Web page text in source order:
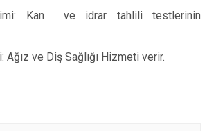
Kan ve idrar tahlili testlerinin
Ağız ve Diş Sağlığı Hizmeti verir.